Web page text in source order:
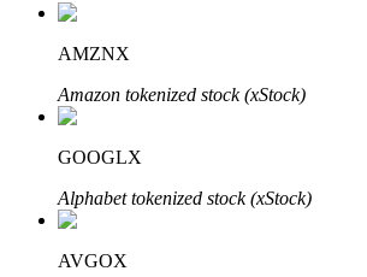
Investissement automobile
AMZNX
Amazon tokenized stock (xStock)
GOOGLX
Alphabet tokenized stock (xStock)
AVGOX